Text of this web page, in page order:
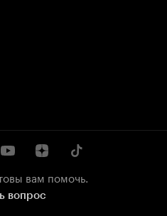
вам помочь.
вопрос